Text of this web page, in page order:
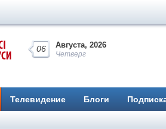
06 Августа, 2026
Четверг
Телевидение Блоги